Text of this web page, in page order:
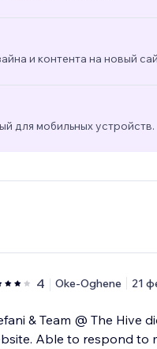
и контента на новый
для мобильных устройств.
4 Oke-Oghene 21
& Team @ The Hive
Able to respond to